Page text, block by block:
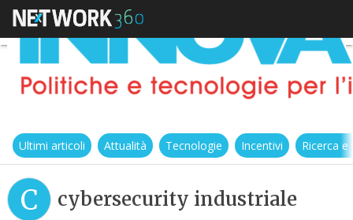
Ultimi articoli Attualità Tecnologie Incentivi Ricerca
C cybersecurity industriale